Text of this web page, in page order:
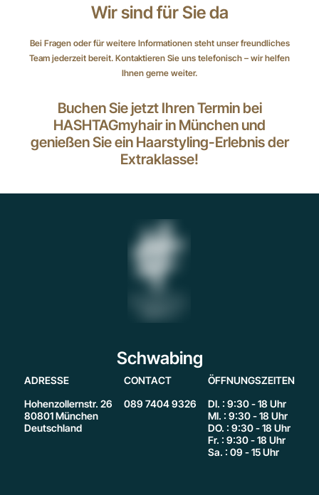
Wir sind für Sie da
Bei Fragen oder für weitere Informationen steht unser freundliches
Team jederzeit bereit. Kontaktieren Sie uns telefonisch – wir helfen
Ihnen gerne weiter.
Buchen Sie jetzt Ihren Termin bei
HASHTAGmyhair in München und
genießen Sie ein Haarstyling-Erlebnis der
Extraklasse!
Schwabing
ADRESSE CONTACT
ÖFFNUNGSZEITEN
Hohenzollernstr. 26
80801 München
Deutschland
089 7404 9326
DI. : 9:30 - 18 Uhr
MI. : 9:30 - 18 Uhr
DO. : 9:30 - 18 Uhr
Fr. : 9:30 - 18 Uhr
Sa. : 09 - 15 Uhr